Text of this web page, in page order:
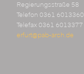
Regierungsstraße 58
Telefon 0361 6013360
Telefax 0361 6013377
erfurt@pab-arch.de